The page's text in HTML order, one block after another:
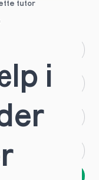
tutor
HF
EUX
Ved ikke
i